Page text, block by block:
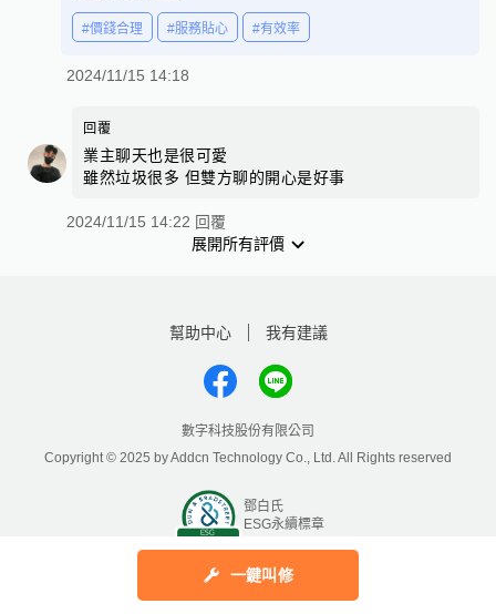
一鍵叫修
#價錢合理 #服務貼心 #有效率
2024/11/15 14:18
回覆
業主聊天也是很可愛
雖然垃圾很多 但雙方聊的開心是好事
2024/11/15 14:22 回覆
展開所有評價
幫助中心 我有建議
數字科技股份有限公司
Copyright © 2025 by Addcn Technology Co., Ltd. All Rights reserved
鄧白氏
ESG永續標章